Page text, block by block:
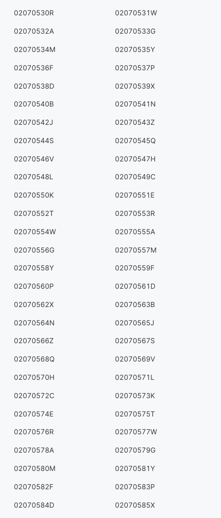
02070530R 02070531W
02070532A 02070533G
02070534M 02070535Y
02070536F 02070537P
02070538D 02070539X
02070540B 02070541N
02070542J 02070543Z
02070544S 02070545Q
02070546V 02070547H
02070548L 02070549C
02070550K 02070551E
02070552T 02070553R
02070554W 02070555A
02070556G 02070557M
02070558Y 02070559F
02070560P 02070561D
02070562X 02070563B
02070564N 02070565J
02070566Z 02070567S
02070568Q 02070569V
02070570H 02070571L
02070572C 02070573K
02070574E 02070575T
02070576R 02070577W
02070578A 02070579G
02070580M 02070581Y
02070582F 02070583P
02070584D 02070585X